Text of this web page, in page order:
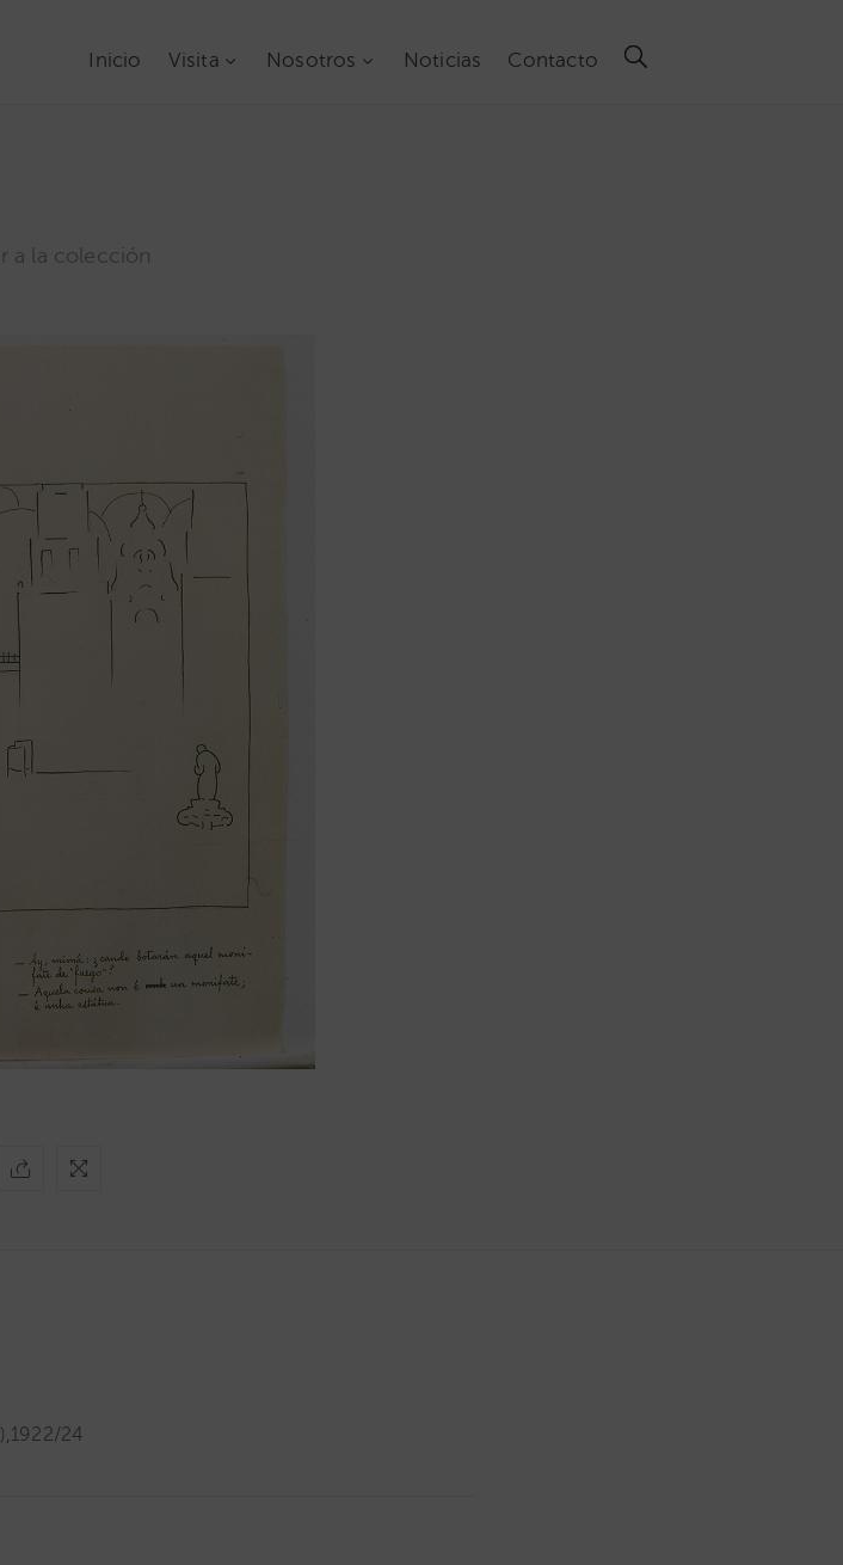
Inicio Visita Nosotros Noticias Contacto
a la colección
,1922/24